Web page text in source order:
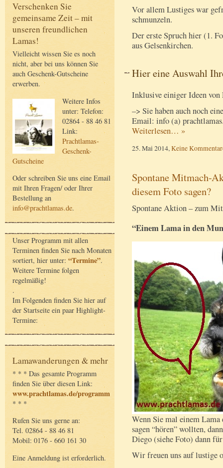
Verschenken Sie
gemeinsame Zeit – mit
unseren freundlichen
Lamas!
Vielleicht wissen Sie es noch
nicht, aber bei uns können Sie
auch Geschenk-Gutscheine
erwerben.
Weitere Infos
unter: Telefon:
02864 - 88 46 81
Link:
Prachtlamas-
Geschenk-
Gutscheine
Oder schreiben Sie uns eine Email
mit Ihren Fragen/ oder Ihrer
Bestellung an
info@prachtlamas.de.
Unser Programm mit allen
Terminen finden Sie nach Monaten
sortiert, hier unter: “Termine”.
Weitere Termine folgen
regelmäßig!
.
Im Folgenden finden Sie hier auf
der Startseite ein paar Highlight-
Termine:
Lamawanderungen & mehr
* * * Das gesamte Programm
finden Sie über diesen Link:
www.prachtlamas.de/programm
* * *
Rufen Sie uns gerne an:
Tel. 02864 - 88 46 81
Mobil: 0176 - 660 161 30
Eine Anmeldung ist erforderlich.
Vor allem Lustiges war
schmunzeln.
Der erste Spruch hier (1.
aus Gelsenkirchen.
Hier eine Auswahl
Inklusive einiger Ideen von
–> Sie haben auch noch
Email: info (a)
Weiterlesen… »
25. Mai 2014,Keine
Spontane Mitmach-
diesem Foto sagen?
Spontane Aktion – zum
“Einem Lama in den
Wenn Sie mal einem
sagen “hören” wollten,
Diego (siehe Foto) dann
Wir freuen uns auf lustige